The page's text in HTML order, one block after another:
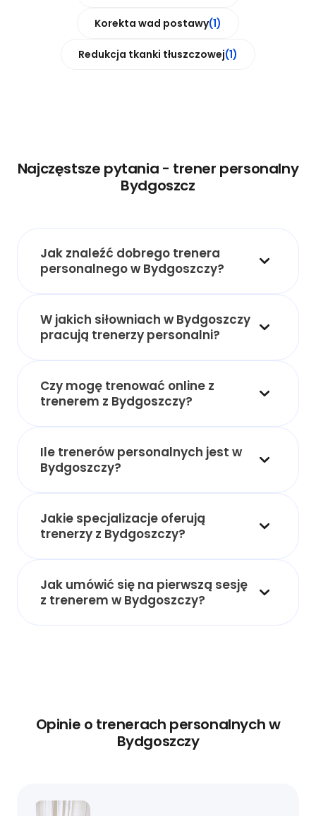
Korekta wad postawy(1)
Redukcja tkanki tłuszczowej(1)
Najczęstsze pytania - trener personalny
Bydgoszcz
Jak znaleźć dobrego trenera
personalnego w Bydgoszczy?
W jakich siłowniach w Bydgoszczy
pracują trenerzy personalni?
Czy mogę trenować online z
trenerem z Bydgoszczy?
Ile trenerów personalnych jest w
Bydgoszczy?
Jakie specjalizacje oferują
trenerzy z Bydgoszczy?
Jak umówić się na pierwszą sesję
z trenerem w Bydgoszczy?
Opinie o trenerach personalnych w
Bydgoszczy